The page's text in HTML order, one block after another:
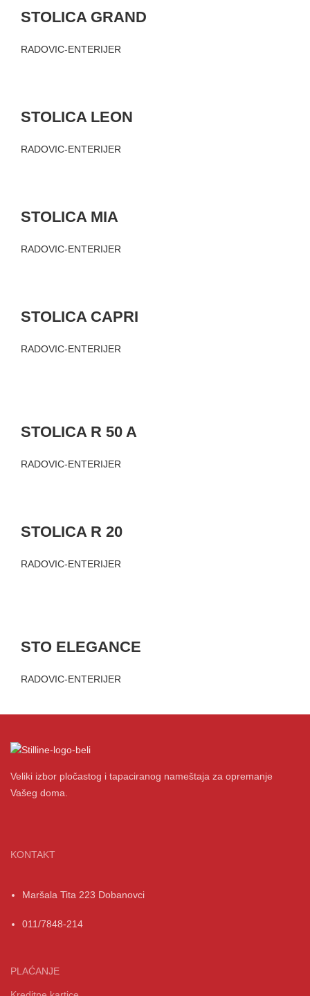
STOLICA GRAND
RADOVIC-ENTERIJER
STOLICA LEON
RADOVIC-ENTERIJER
STOLICA MIA
RADOVIC-ENTERIJER
STOLICA CAPRI
RADOVIC-ENTERIJER
STOLICA R 50 A
RADOVIC-ENTERIJER
STOLICA R 20
RADOVIC-ENTERIJER
STO ELEGANCE
RADOVIC-ENTERIJER
Veliki izbor pločastog i tapaciranog nameštaja za opremanje
Vašeg doma.
KONTAKT
Maršala Tita 223 Dobanovci
011/7848-214
PLAĆANJE